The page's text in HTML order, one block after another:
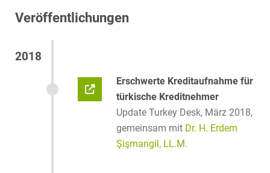
Veröffentlichungen
2018
Erschwerte Kreditaufnahme für
türkische Kreditnehmer
Update Turkey Desk, März 2018,
gemeinsam mit Dr. H. Erdem
Şişmangil, LL.M.